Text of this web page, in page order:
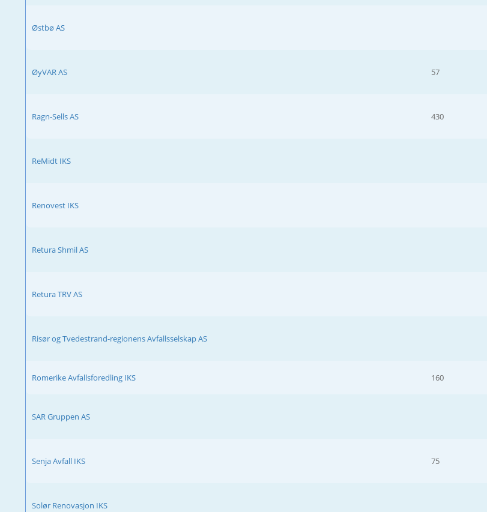
Østbø AS
ØyVAR AS 57
Ragn-Sells AS 430
ReMidt ​​IKS
Renovest IKS
Retura Shmil AS
Retura TRV AS
Risør og Tvedestrand-regionens Avfallsselskap AS
Romerike Avfallsforedling IKS 160
SAR Gruppen AS
Senja Avfall IKS 75
Solør Renovasjon IKS